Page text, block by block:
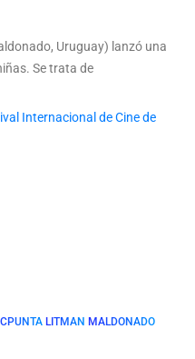
Uruguay) lanzó una
Se trata de
LITMAN MALDONADO